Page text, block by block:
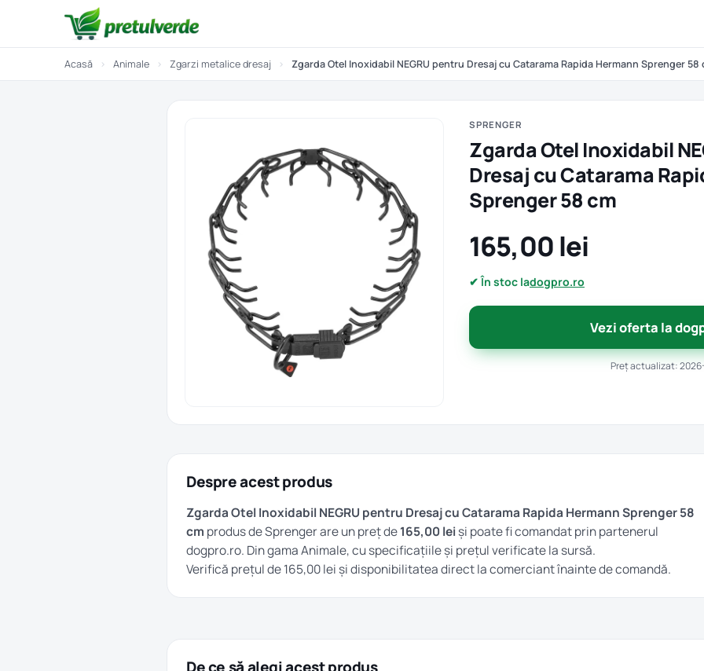
Acasă › Animale › Zgarzi metalice dresaj › Zgarda Otel Inoxidabil NEGRU pentru Dresaj cu Catarama Rapida Hermann Sprenger 58
SPRENGER
Zgarda Otel Inoxidabil
Dresaj cu Catarama
Sprenger 58 cm
165,00 lei
✔ În stoc ladogpro.ro
Vezi oferta la
Preț actualizat:
Despre acest produs
Zgarda Otel Inoxidabil NEGRU pentru Dresaj cu Catarama Rapida Hermann Sprenger 58
cm produs de Sprenger are un preț de165,00 lei și poate fi comandat prin partenerul
dogpro.ro. Din gamaAnimale, cu specificațiile și prețul verificate la sursă.
Verifică prețul de 165,00 lei și disponibilitatea direct la comerciant înainte de comandă.